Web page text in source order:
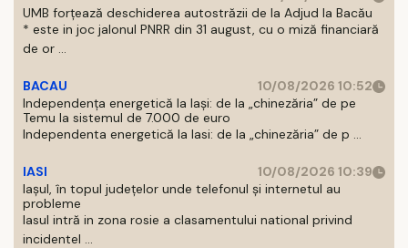
UMB forțează deschiderea autostrăzii de la Adjud la Bacău
* este in joc jalonul PNRR din 31 august, cu o miză financiară
de or ...
BACAU
10/08/2026 10:52
Independența energetică la Iași: de la „chinezăria” de pe
Temu la sistemul de 7.000 de euro
Independenta energetică la Iasi: de la „chinezăria” de p ...
IASI
10/08/2026 10:39
Iașul, în topul județelor unde telefonul și internetul au
probleme
Iasul intră in zona rosie a clasamentului national privind
incidentel ...